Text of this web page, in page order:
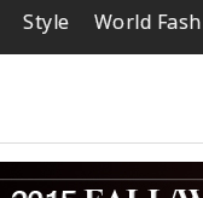
Style World